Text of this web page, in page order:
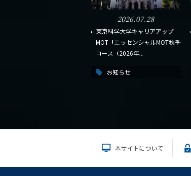
2026.07.28
東京科学大学キャリアアップ
MOT「エッセンシャルMOT秋季
コース（2026年...
お知らせ
本サイトについて